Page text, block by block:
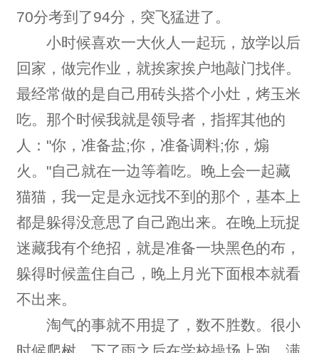
70分考到了94分，突飞猛进了。
小时候喜欢一大伙人一起玩，放学以后
回家，做完作业，就挨家挨户地敲门找伴。
最经常做的是自己用砖头搭个小灶，烤玉米
吃。那个时候我就是领导者，指挥其他的
人："你，准备盐;你，准备调料;你，煽
火。"自己就在一边等着吃。晚上会一起藏
猫猫，我一定是永远找不到的那个，基本上
都是躲得没意思了自己跑出来。在晚上玩捉
迷藏我有个绝招，就是准备一块黑色的布，
躲得时候盖住自己，晚上月光下面根本就看
不出来。
淘气的事就不用提了，数不胜数。很小